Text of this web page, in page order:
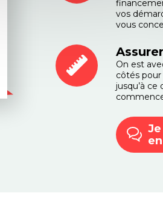
vos
vous
On est
côtés
jusqu’à